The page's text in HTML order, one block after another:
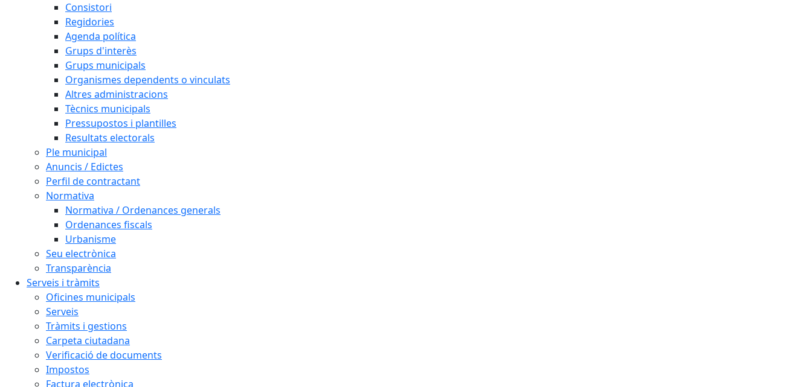
Consistori
Regidories
Agenda política
Grups d'interès
Grups municipals
Organismes dependents o vinculats
Altres administracions
Tècnics municipals
Pressupostos i plantilles
Resultats electorals
Ple municipal
Anuncis / Edictes
Perfil de contractant
Normativa
Normativa / Ordenances generals
Ordenances fiscals
Urbanisme
Seu electrònica
Transparència
Serveis i tràmits
Oficines municipals
Serveis
Tràmits i gestions
Carpeta ciutadana
Verificació de documents
Impostos
Factura electrònica